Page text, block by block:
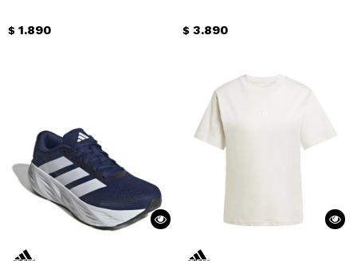
$ 1.890 $ 3.890